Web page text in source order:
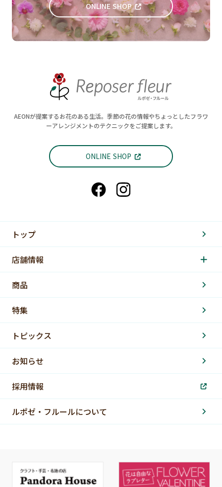
ONLINE SHOP
AEONが提案するお花のある生活。季節の花の情報やちょっとしたフラワ
ーアレンジメントのテクニックをご提案します。
ONLINE SHOP
トップ
店舗情報
商品
特集
トピックス
お知らせ
採用情報
ルポゼ・フルールについて